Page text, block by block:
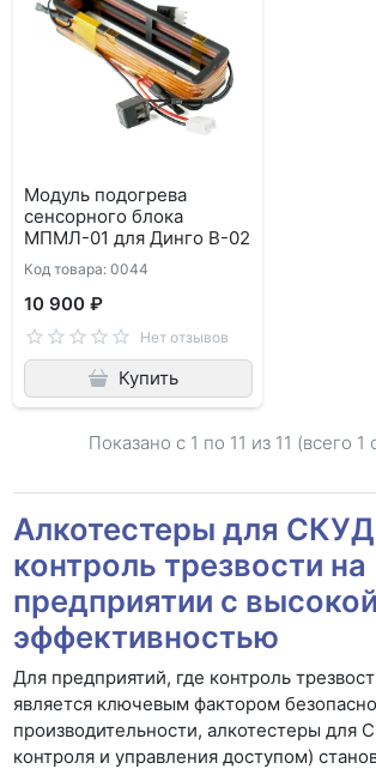
Модуль подогрева
сенсорного блока
МПМЛ-01 для Динго В-02
Код товара: 0044
10 900 ₽
Нет отзывов
Купить
Показано с 1 по 11 из 11 (всего 1
Алкотестеры для
контроль трезвости на
предприятии с высокой
эффективностью
Для предприятий, где контроль
является ключевым фактором
производительности, алкотестеры для
контроля и управления доступом)